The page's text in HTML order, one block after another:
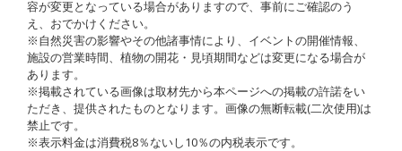
容が変更となっている場合がありますので、事前にご確認のう
え、おでかけください。
※自然災害の影響やその他諸事情により、イベントの開催情報、
施設の営業時間、植物の開花・見頃期間などは変更になる場合が
あります。
※掲載されている画像は取材先から本ページへの掲載の許諾をい
ただき、提供されたものとなります。画像の無断転載(二次使用)は
禁止です。
※表示料金は消費税8％ないし10％の内税表示です。